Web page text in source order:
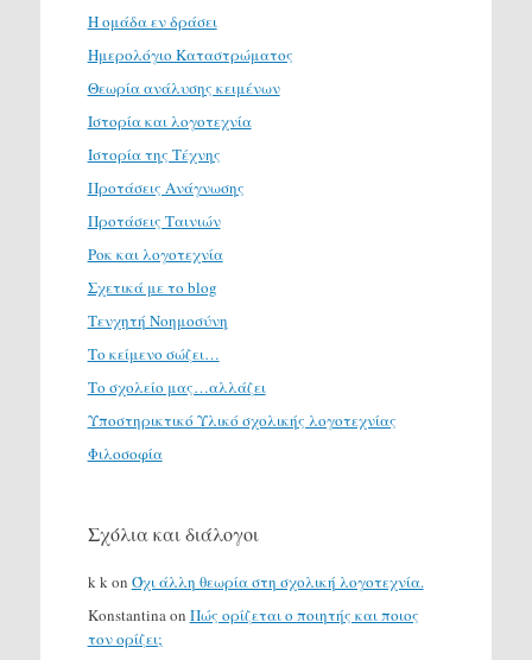
Η ομάδα εν δράσει
Ημερολόγιο Καταστρώματος
Θεωρία ανάλυσης κειμένων
Ιστορία και λογοτεχνία
Ιστορία της Τέχνης
Προτάσεις Ανάγνωσης
Προτάσεις Ταινιών
Ροκ και λογοτεχνία
Σχετικά με το blog
Τενχητή Νοημοσύνη
Το κείμενο σώζει…
Το σχολείο μας…αλλάζει
Υποστηρικτικό Υλικό σχολικής λογοτεχνίας
Φιλοσοφία
Σχόλια και διάλογοι
k kon Όχι άλλη θεωρία στη σχολική λογοτεχνία.
Konstantinaon Πώς ορίζεται ο ποιητής και ποιος
τον ορίζει;